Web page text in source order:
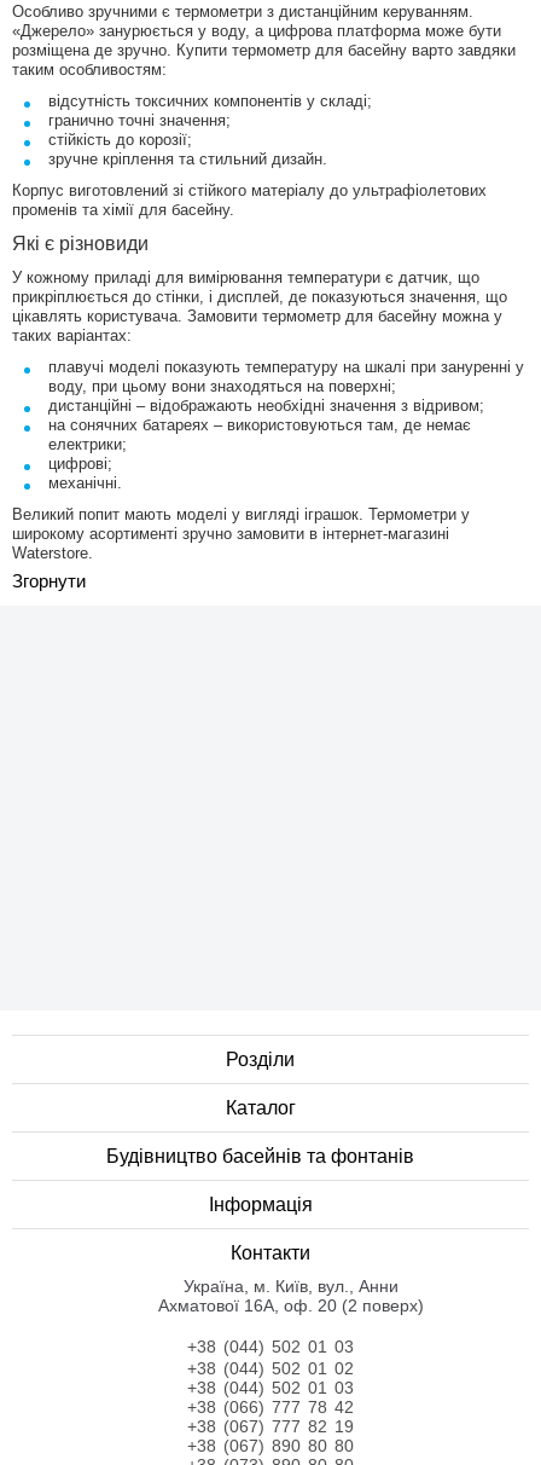
Особливо зручними є термометри з дистанційним керуванням.
«Джерело» занурюється у воду, а цифрова платформа може бути
розміщена де зручно. Купити термометр для басейну варто завдяки
таким особливостям:
відсутність токсичних компонентів у складі;
гранично точні значення;
стійкість до корозії;
зручне кріплення та стильний дизайн.
Корпус виготовлений зі стійкого матеріалу до ультрафіолетових
променів та хімії для басейну.
Які є різновиди
У кожному приладі для вимірювання температури є датчик, що
прикріплюється до стінки, і дисплей, де показуються значення, що
цікавлять користувача. Замовити термометр для басейну можна у
таких варіантах:
плавучі моделі показують температуру на шкалі при зануренні у
воду, при цьому вони знаходяться на поверхні;
дистанційні – відображають необхідні значення з відривом;
на сонячних батареях – використовуються там, де немає
електрики;
цифрові;
механічні.
Великий попит мають моделі у вигляді іграшок. Термометри у
широкому асортименті зручно замовити в інтернет-магазині
Waterstore.
Розділи
Каталог
Будівництво басейнів та фонтанів
Інформація
Контакти
Українa, м. Київ, вул., Анни
Ахматової 16А, оф. 20 (2 поверх)
+38 (044) 502 01 03
+38 (044) 502 01 02
+38 (044) 502 01 03
+38 (066) 777 78 42
+38 (067) 777 82 19
+38 (067) 890 80 80